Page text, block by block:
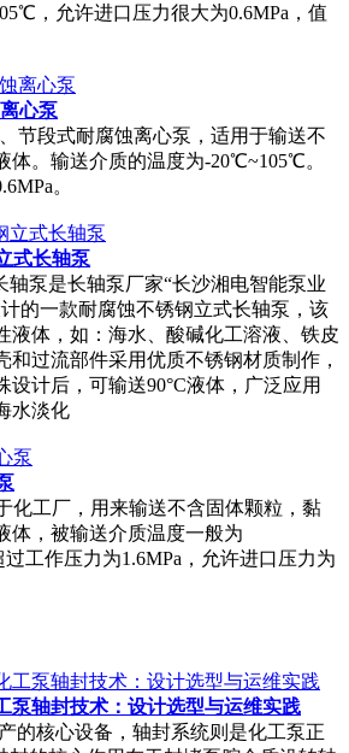
，允许进口压力很大为0.6MPa，值
心泵
节段式耐腐蚀离心泵，适用于输送不
体。输送介质的温度为-20℃~105℃。
。
式长轴泵
轴泵是长轴泵厂家“长沙湘电智能泵业
的一款耐腐蚀不锈钢立式长轴泵，该
液体，如：海水、酸碱化工溶液、铁皮
和过流部件采用优质不锈钢材质制作，
设计后，可输送90°C液体，广泛应用
水淡化
化工厂，用来输送不含固体颗粒，黏
体，被输送介质温度一般为
工作压力为1.6MPa，允许进口压力为
泵轴封技术：设计选型与运维实践
的核心设备，轴封系统则是化工泵正